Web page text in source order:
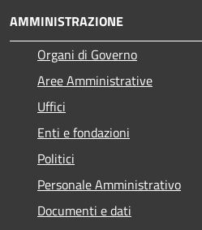
AMMINISTRAZIONE
Organi di Governo
Aree Amministrative
Uffici
Enti e fondazioni
Politici
Personale Amministrativo
Documenti e dati